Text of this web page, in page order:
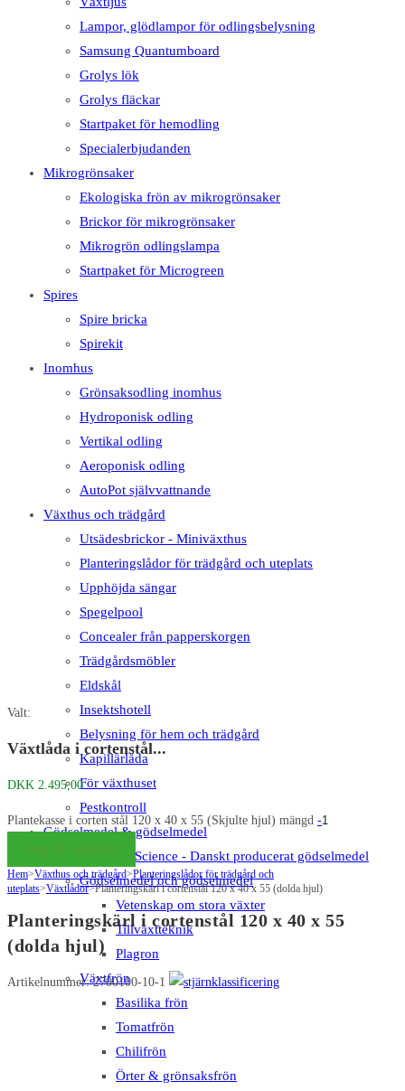
Lampor, glödlampor för odlingsbelysning
Samsung Quantumboard
Grolys lök
Grolys fläckar
Startpaket för hemodling
Specialerbjudanden
Mikrogrönsaker
Ekologiska frön av mikrogrönsaker
Brickor för mikrogrönsaker
Mikrogrön odlingslampa
Startpaket för Microgreen
Spires
Spire bricka
Spirekit
Inomhus
Grönsaksodling inomhus
Hydroponisk odling
Vertikal odling
Aeroponisk odling
AutoPot självvattnande
Växthus och trädgård
Utsädesbrickor - Miniväxthus
Planteringslådor för trädgård och uteplats
Upphöjda sängar
Spegelpool
Concealer från papperskorgen
Trädgårdsmöbler
Eldskål
Insektshotell
Belysning för hem och trädgård
Kapillärlåda
För växthuset
Pestkontroll
Gödselmedel & gödselmedel
Big Plant Science - Danskt producerat gödselmedel
Gödselmedel och gödselmedel
Vetenskap om stora växter
Tillväxtteknik
Plagron
Växtfrön
Basilika frön
Tomatfrön
Chilifrön
Örter & grönsaksfrön
Valt:
Växtlåda i cortenstål...
DKK 2.495,00
Plantekasse i corten stål 120 x 40 x 55 (Skjulte hjul) mängd -
Lägg till i varukorg
Hem>Växthus och trädgård>Planteringslådor för trädgård och
uteplats>Växtlådor>Planteringskärl i cortenstål 120 x 40 x 55 (dolda hjul)
Planteringskärl i cortenstål 120 x 40 x 55
(dolda hjul)
Artikelnummer: 2700100-10-1